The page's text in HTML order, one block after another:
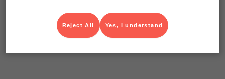
Yes, I understand
Reject All